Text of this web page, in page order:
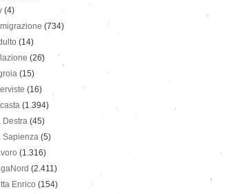
(4)
(734)
(14)
(26)
(15)
(16)
(1.394)
Destra (45)
Sapienza (5)
(1.316)
(2.411)
Enrico (154)